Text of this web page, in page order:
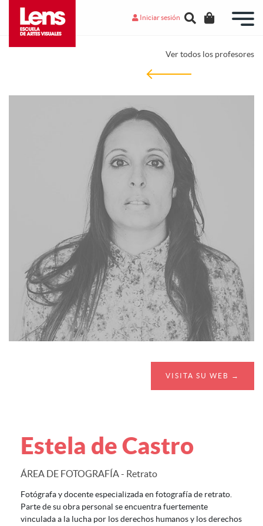
Iniciar sesión
Ver todos los profesores
VISITA SU WEB →
Estela de Castro
ÁREA DE FOTOGRAFÍA - Retrato
Fotógrafa y docente especializada en fotografía de retrato.
Parte de su obra personal se encuentra fuertemente
vinculada a la lucha por los derechos humanos y los derechos